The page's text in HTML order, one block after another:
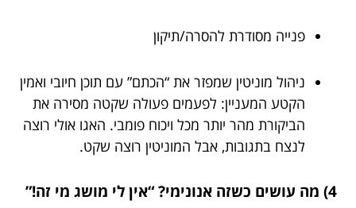
פנייה מסודרת להסרה/תיקון
ניהול מוניטין שמפזר את “הכתם” עם תוכן חיובי ואמין
הקטע המעניין: לפעמים פעולה שקטה מסירה את
הביקורת מהר יותר מכל ויכוח פומבי. האגו אולי רוצה
לנצח בתגובות, אבל המוניטין רוצה שקט.
4) מה עושים כשזה אנונימי? “אין לי מושג מי זה!”